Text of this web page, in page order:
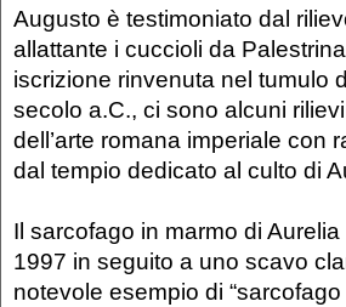
Augusto è testimoniato dal
allattante i cuccioli da
iscrizione rinvenuta nel tumulo
secolo a.C., ci sono alcuni
dell’arte romana imperiale con
dal tempio dedicato al culto di
Il sarcofago in marmo di
1997 in seguito a uno scavo
notevole esempio di